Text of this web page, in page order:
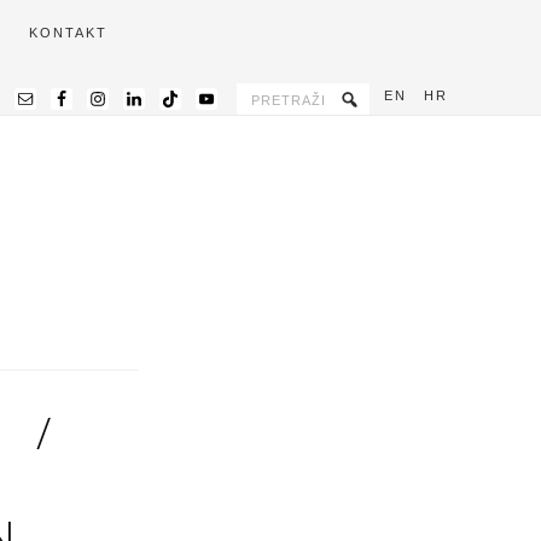
KONTAKT
EN HR
/